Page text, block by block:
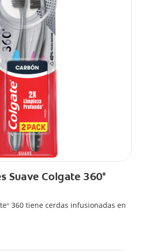
Suave Colgate 360°
® 360 tiene cerdas infusionadas en